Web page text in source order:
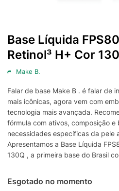
Base Líquida
Retinol³ H+ Cor
Make B.
Falar de base Make B . é falar de
mais icônicas, agora vem com
tecnologia mais avançada.
fórmula com ativos, composição
necessidades específicas da pele
Apresentamos a Base Líquida
130Q , a primeira base do Brasil
linhas e rugas profundas e
, tudo com a mesma fórmula e
conhece. Como encontrar a base
Esgotado no momento